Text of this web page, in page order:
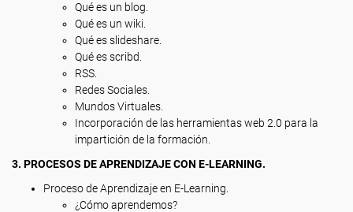
Qué es un blog.
Qué es un wiki.
Qué es slideshare.
Qué es scribd.
RSS.
Redes Sociales.
Mundos Virtuales.
Incorporación de las herramientas web 2.0 para la
impartición de la formación.
3. PROCESOS DE APRENDIZAJE CON E-LEARNING.
Proceso de Aprendizaje en E-Learning.
¿Cómo aprendemos?